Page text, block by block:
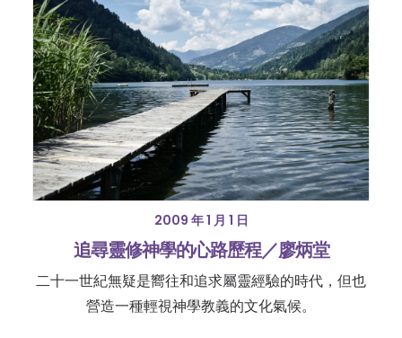
2009 年 1 月 1 日
追尋靈修神學的心路歷程／廖炳堂
二十一世紀無疑是嚮往和追求屬靈經驗的時代，但也
營造一種輕視神學教義的文化氣候。